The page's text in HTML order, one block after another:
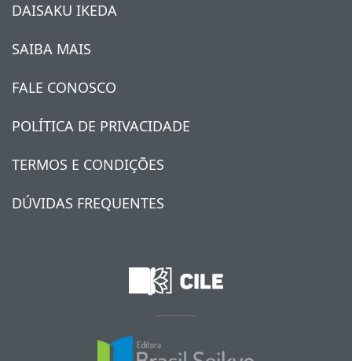
DAISAKU IKEDA
SAIBA MAIS
FALE CONOSCO
POLÍTICA DE PRIVACIDADE
TERMOS E CONDIÇÕES
DÚVIDAS FREQUENTES